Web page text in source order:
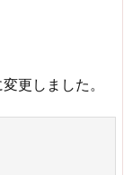
更しました。